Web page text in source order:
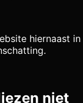
hiernaast in
niet